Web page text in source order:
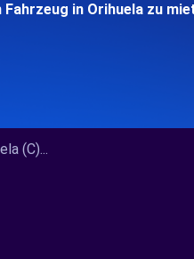
in Orihuela zu
(C)...